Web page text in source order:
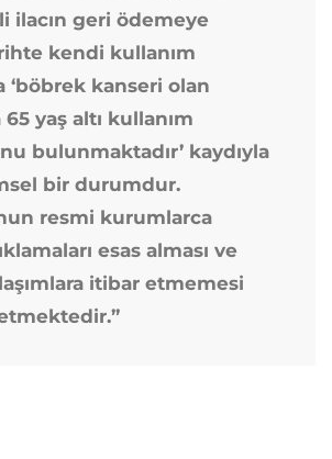
ilacın geri ödemeye
kendi kullanım
‘böbrek kanseri olan
yaş altı kullanım
bulunmaktadır’ kaydıyla
bir durumdur.
resmi kurumlarca
esas alması ve
itibar etmemesi